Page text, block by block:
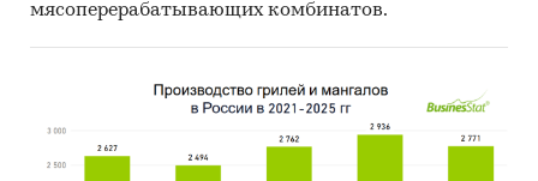
мясоперерабатывающих комбинатов.